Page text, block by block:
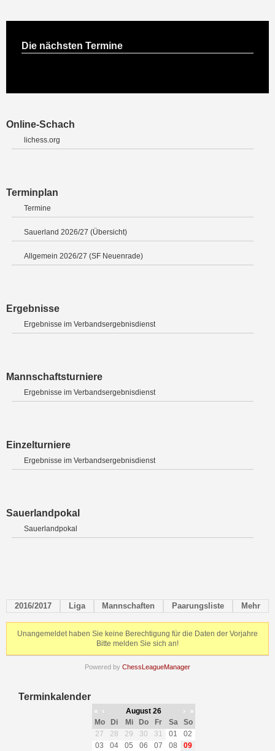
Die nächsten Termine
Online-Schach
lichess.org
Terminplan
Termine
Sauerland 2026/27 (Übersicht)
Allgemein 2026/27 (SF Neuenrade)
Ergebnisse
Ergebnisse im Verbandsergebnisdienst
Mannschaftsturniere
Ergebnisse im Verbandsergebnisdienst
Einzelturniere
Ergebnisse im Verbandsergebnisdienst
Sauerlandpokal
Sauerlandpokal
2016/2017 Liga Mannschaften Paarungsliste Mehr
Unangemeldet haben Sie keine Berechtigung für die Daten der Vorjahre
Bitte melden Sie sich an!
Powered by ChessLeagueManager
Terminkalender
« ‹ August 26 ›
»
Mo
Di Mi Do Fr Sa
So
27
28 29 30 31 01
02
03
04 05 06 07 08
09